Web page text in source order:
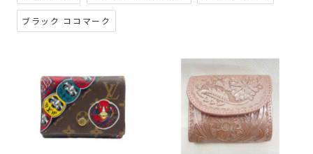
ブラック ココマーク